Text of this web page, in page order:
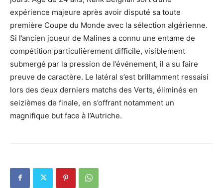
expérience majeure après avoir disputé sa toute
première Coupe du Monde avec la sélection algérienne.
Si l’ancien joueur de Malines a connu une entame de
compétition particulièrement difficile, visiblement
submergé par la pression de l’événement, il a su faire
preuve de caractère. Le latéral s’est brillamment ressaisi
lors des deux derniers matchs des Verts, éliminés en
seizièmes de finale, en s’offrant notamment un
magnifique but face à l’Autriche.